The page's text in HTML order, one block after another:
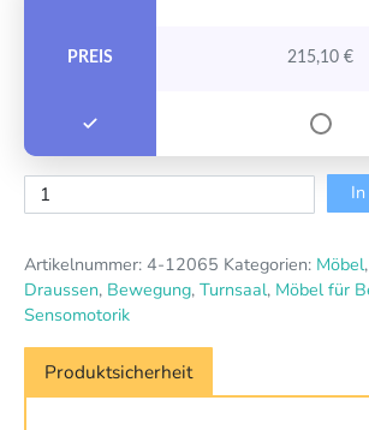
PREIS 215,10 €
Motorikreifen
3er
Menge
Artikelnummer: 4-12065 Kategorien: Möbel,
Draussen, Bewegung, Turnsaal, Möbel für
Sensomotorik
Produktsicherheit